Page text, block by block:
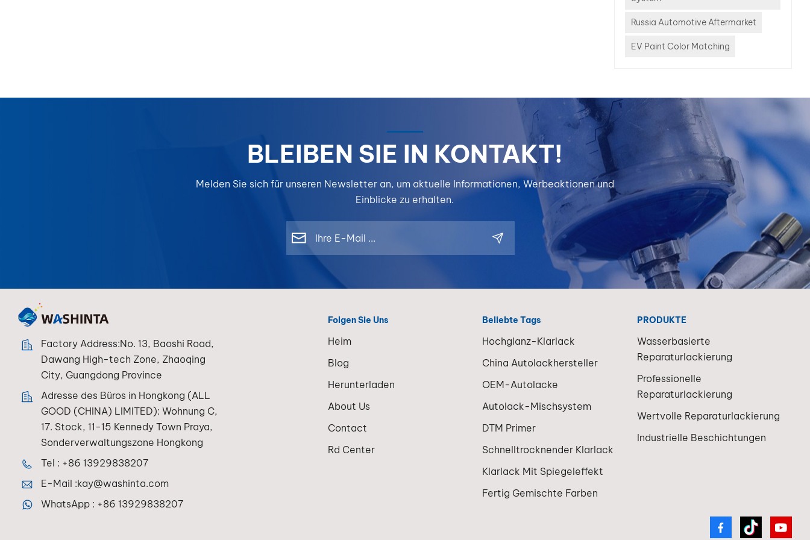
Russia Automotive Aftermarket
EV Paint Color Matching
ReparaturlösungenWISETONE
PLUS entwickelt
Reparaturlacksysteme,
die für die
Instandsetzung
von
Elektrofahrzeugen
geeignet sind,
wobei der Fokus
auf Haltbarkeit,
Sicherheit und
Farbgenauigkeit
liegt, um den sich
Ersatzteilmarkt zu
unterstützen.AbschlussMit
der weltweiten
Verbreitung von
spezielle
Reparaturlacke zu
einem wichtigen
Wachstumssegment
in der
BLEIBEN SIE IN KONTAKT!
Melden Sie sich für unseren Newsletter an, um aktuelle Informationen, Werbeaktionen und
Einblicke zu erhalten.
Factory Address:No. 13, Baoshi Road,
Dawang High-tech Zone, Zhaoqing
City, Guangdong Province
Adresse des Büros in Hongkong (ALL
GOOD (CHINA) LIMITED): Wohnung C,
17. Stock, 11-15 Kennedy Town Praya,
Sonderverwaltungszone Hongkong
Tel : +86 13929838207
E-Mail :kay@washinta.com
WhatsApp : +86 13929838207
PRODUKTE
Wasserbasierte
Reparaturlackierung
Professionelle
Reparaturlackierung
Wertvolle Reparaturlackierung
Industrielle Beschichtungen
Beliebte Tags
Hochglanz-Klarlack
China Autolackhersteller
OEM-Autolacke
Autolack-Mischsystem
DTM Primer
Schnelltrocknender Klarlack
Klarlack Mit Spiegeleffekt
Fertig Gemischte Farben
Folgen Sie Uns
Heim
Blog
Herunterladen
About Us
Contact
Rd Center